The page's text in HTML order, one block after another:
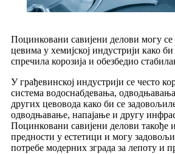
Поцинковани савијени делови могу се
цевима у хемијској индустрији како
спречила корозија и обезбедио
У грађевинској индустрији се често
система водоснабдевања,
других цевовода како би се
одводњавање, напајање и другу
Поцинковани савијени делови такође
предности у естетици и могу
потребе модерних зграда за лепоту и